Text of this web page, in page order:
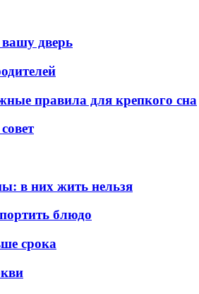
вашу дверь
правила для крепкого сна
в них жить нельзя
блюдо
срока